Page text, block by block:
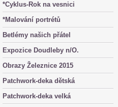
*Cyklus-Rok na vesnici
*Malování portrétů
Betlémy našich přátel
Expozice Doudleby n/O.
Obrazy Železnice 2015
Patchwork-deka dětská
Patchwork-deka velká